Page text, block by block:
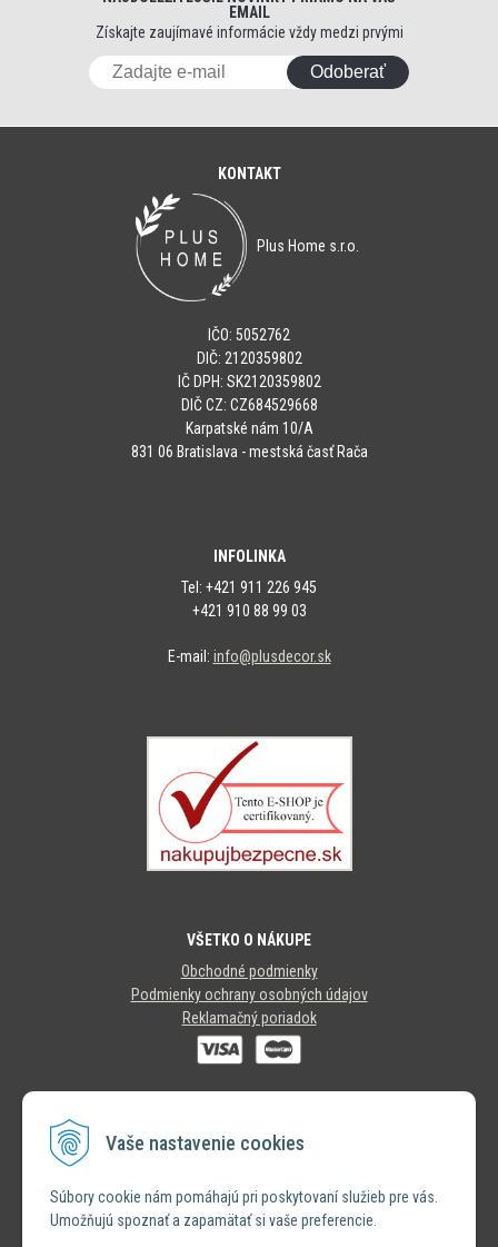
Vaše nastavenie cookies
Súbory cookie nám pomáhajú pri poskytovaní služieb pre vás.
Umožňujú spoznať a zapamätať si vaše preferencie.
EMAIL
Získajte zaujímavé informácie vždy medzi prvými
Odoberať
KONTAKT
Plus Home s.r.o.
IČO: 5052762
DIČ: 2120359802
IČ DPH: SK2120359802
DIČ CZ: CZ684529668
Karpatské nám 10/A
831 06 Bratislava - mestská časť Rača
INFOLINKA
Tel: +421 911 226 945
+421 910 88 99 03
E-mail: info@plusdecor.sk
VŠETKO O NÁKUPE
Obchodné podmienky
Podmienky ochrany osobných údajov
Reklamačný poriadok
SLEDUJTE NÁS